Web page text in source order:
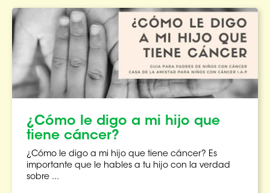
¿Cómo le digo a mi hijo que
tiene cáncer?
¿Cómo le digo a mi hijo que tiene cáncer? Es
importante que le hables a tu hijo con la verdad
sobre ...